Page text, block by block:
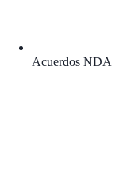
Acuerdos NDA